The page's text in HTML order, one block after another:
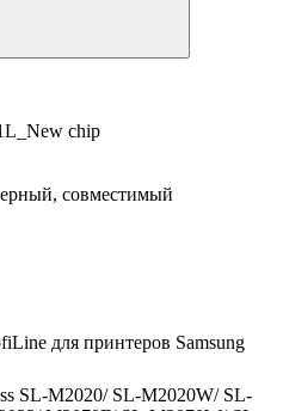
chip
совместимый
для принтеров Samsung
SL-M2020/ SL-M2020W/ SL-